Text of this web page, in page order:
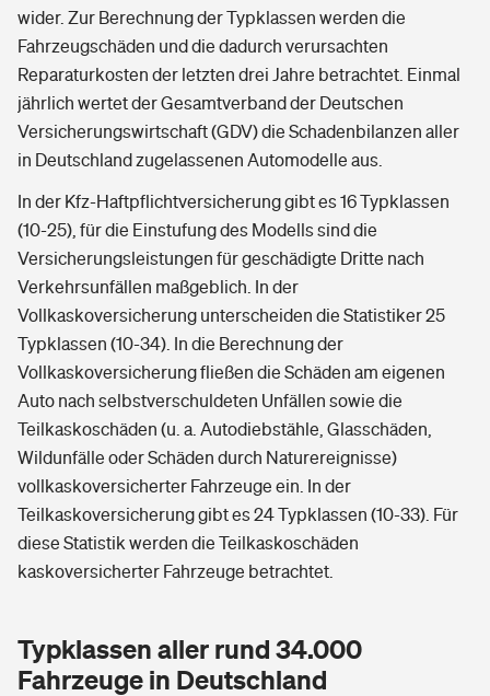
wider. Zur Berechnung der Typklassen werden die
Fahrzeugschäden und die dadurch verursachten
Reparaturkosten der letzten drei Jahre betrachtet. Einmal
jährlich wertet der Gesamtverband der Deutschen
Versicherungswirtschaft (GDV) die Schadenbilanzen aller
in Deutschland zugelassenen Automodelle aus.
In der Kfz-Haftpflichtversicherung gibt es 16 Typklassen
(10-25), für die Einstufung des Modells sind die
Versicherungsleistungen für geschädigte Dritte nach
Verkehrsunfällen maßgeblich. In der
Vollkaskoversicherung unterscheiden die Statistiker 25
Typklassen (10-34). In die Berechnung der
Vollkaskoversicherung fließen die Schäden am eigenen
Auto nach selbstverschuldeten Unfällen sowie die
Teilkaskoschäden (u. a. Autodiebstähle, Glasschäden,
Wildunfälle oder Schäden durch Naturereignisse)
vollkaskoversicherter Fahrzeuge ein. In der
Teilkaskoversicherung gibt es 24 Typklassen (10-33). Für
diese Statistik werden die Teilkaskoschäden
kaskoversicherter Fahrzeuge betrachtet.
Typklassen aller rund 34.000
Fahrzeuge in Deutschland